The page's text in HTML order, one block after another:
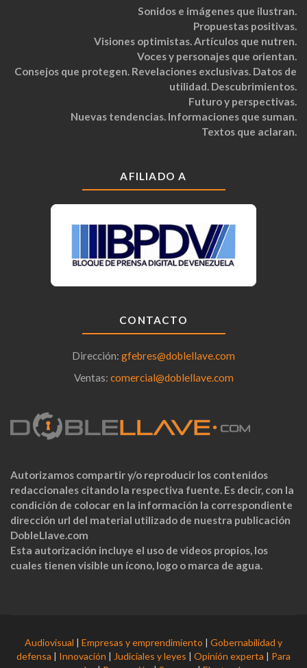
Sonidos e imágenes que ilustran.
Propuestas positivas.
Visiones optimistas. Artículos que nutren.
Voces y personajes que orientan.
Consejos que protegen. Revelaciones exclusivas. Datos de
utilidad. Descubrimientos.
Futuro y perspectivas.
Nuevas tendencias. Informaciones que suman.
Textos que aclaran.
AFILIADO A
CONTACTO
Dirección: gfebres@doblellave.com
Ventas: comercial@doblellave.com
Autorizamos compartir y/o reproducir los contenidos
redaccionales citando la respectiva fuente. Es decir, con la
condición de colocar en la información la correspondiente
dirección url del material utilizado de nuestra publicación
DobleLlave.com
Esta autorización incluye el uso de videos propios, los
cuales tienen visible un ícono, logo o marca de agua.
Audiovisual | Empresas y emprendimiento | Gobernabilidad y
defensa | Innovación | Judiciales y leyes | Opinión experta | Para